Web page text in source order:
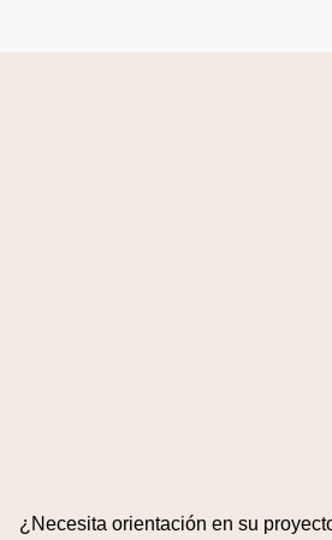
¿Necesita orientación en su